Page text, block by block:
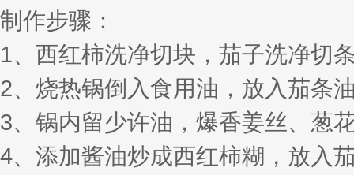
制作步骤：
1、西红柿洗净切块，茄子洗净切
2、烧热锅倒入食用油，放入茄条
3、锅内留少许油，爆香姜丝、葱
4、添加酱油炒成西红柿糊，放入